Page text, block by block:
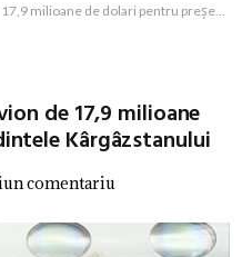
de dolari pentru președintele Kârgâzstanului
de 17,9 milioane
Kârgâzstanului
comentariu